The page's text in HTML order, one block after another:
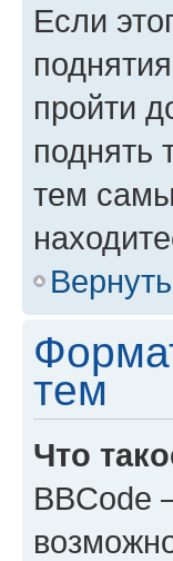
Если
пройти
поднять
тем
тем
Что
BBCode